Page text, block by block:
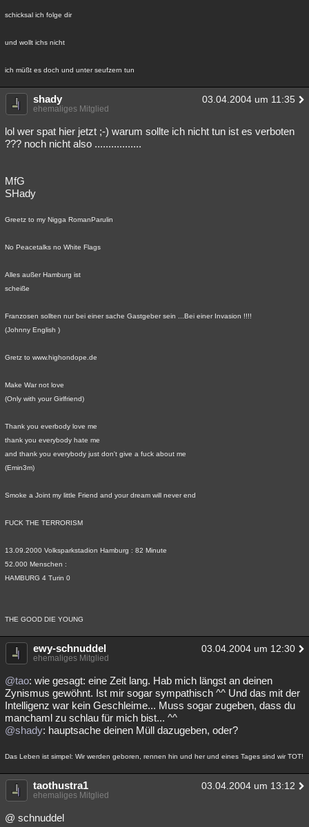
schicksal ich folge dir
und wollt ichs nicht
ich müßt es doch und unter seufzern tun
shady 03.04.2004 um 11:35
ehemaliges Mitglied
lol wer spat hier jetzt ;-) warum sollte ich nicht tun ist es verboten
??? noch nicht also .................
MfG
SHady
Greetz to my Nigga RomanParulin
No Peacetalks no White Flags
Alles außer Hamburg ist
scheiße
Franzosen sollten nur bei einer sache Gastgeber sein ...Bei einer Invasion !!!!
(Johnny English )
Gretz to www.highondope.de
Make War not love
(Only with your Girlfriend)
Thank you everbody love me
thank you everybody hate me
and thank you everybody just don't give a fuck about me
(Emin3m)
Smoke a Joint my little Friend and your dream will never end
FUCK THE TERRORISM
13.09.2000 Volksparkstadion Hamburg : 82 Minute
52.000 Menschen :
HAMBURG 4 Turin 0
THE GOOD DIE YOUNG
ewy-schnuddel 03.04.2004 um 12:30
ehemaliges Mitglied
@tao: wie gesagt: eine Zeit lang. Hab mich längst an deinen
Zynismus gewöhnt. Ist mir sogar sympathisch ^^ Und das mit der
Intelligenz war kein Geschleime... Muss sogar zugeben, dass du
manchaml zu schlau für mich bist... ^^
@shady: hauptsache deinen Müll dazugeben, oder?
Das Leben ist simpel: Wir werden geboren, rennen hin und her und eines Tages sind wir TOT!
taothustra1 03.04.2004 um 13:12
ehemaliges Mitglied
@ schnuddel